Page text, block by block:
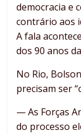
democracia e
contrário aos
A fala
dos 90 anos
No Rio,
precisam ser
— As Forças
do processo